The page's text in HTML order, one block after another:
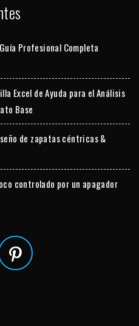
Profesional Completa
Excel de Ayuda para el Análisis
Base
de zapatas céntricas &
controlado por un apagador